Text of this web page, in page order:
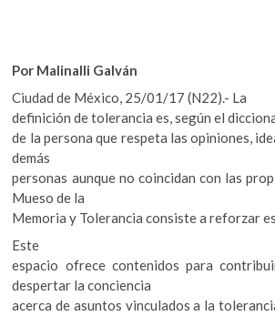
Por Malinalli Galván
Ciudad de México, 25/01/17 (N22).- La
definición de tolerancia es, según el
de la persona que respeta las opiniones,
demás
personas aunque no coincidan con las
Mueso de la
Memoria y Tolerancia consiste a reforzar
Este
espacio ofrece contenidos para
despertar la conciencia
acerca de asuntos vinculados a la